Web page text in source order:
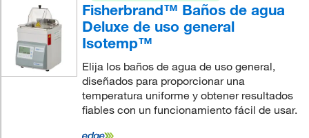
Fisherbrand™ Baños de agua
Deluxe de uso general
Isotemp™
Elija los baños de agua de uso general,
diseñados para proporcionar una
temperatura uniforme y obtener resultados
fiables con un funcionamiento fácil de usar.